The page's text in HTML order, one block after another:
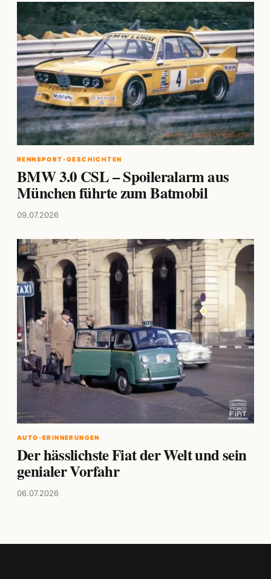
RENNSPORT-GESCHICHTEN
BMW 3.0 CSL – Spoileralarm aus
München führte zum Batmobil
09.07.2026
AUTO-ERINNERUNGEN
Der hässlichste Fiat der Welt und sein
genialer Vorfahr
06.07.2026